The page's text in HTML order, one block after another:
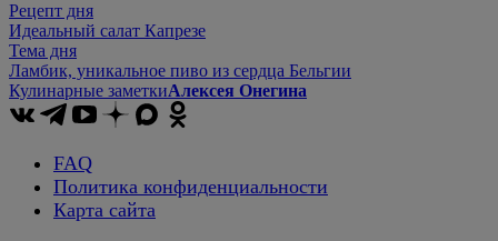
Рецепт дня
Идеальный салат Капрезе
Тема дня
Ламбик, уникальное пиво из сердца Бельгии
Кулинарные заметкиАлексея Онегина
FAQ
Политика конфиденциальности
Карта сайта